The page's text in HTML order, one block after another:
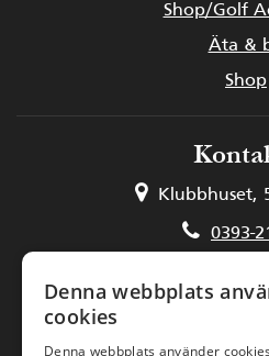
Shop/Golf
Äta &
Shop
Klubbhuset,
0393-
Kansli och
Denna webbplats
cookies
Denna webbplats använder